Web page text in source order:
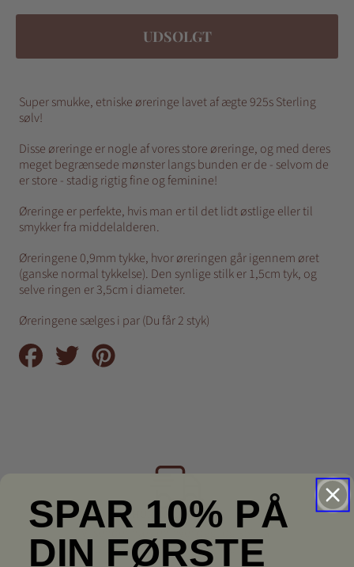
UDSOLGT
Super smukke, etniske øreringe lavet af ægte 925s Sterling
sølv!
Disse øreringe er nogle af vores store øreringe, og med deres
meget begrænsede mønster langs bunden er de - selvom de
er store - stadig rigtig fine og feminine!
Øreringe er perfekte, hvis man er til det lidt østlige eller til
smykker fra middelalderen.
Øreringene 0,9mm tykke, hvor øreringen går igennem øret
(ganske normal tykkelse). Den synlige stilk er 1,5cm tyk, og
selve ringen er 3,5cm i diameter.
Øreringene sælges i par (Du får 2 styk)
Del
på
Tweet
på
HURTIG LEVERING
Vi sender næsten hver dag, og 95% af
vores pakker er fremme indenfor 2
SPAR 10% PÅ
DIN FØRSTE